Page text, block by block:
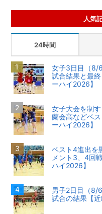
人気
24時間
女子3日目（8/
試合結果と最
ーハイ2026】
女子大会を制
蘭会高などベ
ーハイ2026】
ベスト4進出を
メント3、4回
ハイ2026】
男子2日目（8/
試合の結果【